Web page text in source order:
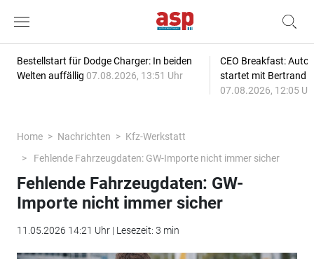
Bestellstart für Dodge Charger: In beiden
Welten auffällig 07.08.2026, 13:51 Uhr
CEO Breakfast:
startet mit Bertrand
07.08.2026, 12:05
Home Nachrichten
Kfz-Werkstatt
Fehlende Fahrzeugdaten: GW-Importe nicht immer sicher
Fehlende Fahrzeugdaten: GW-
Importe nicht immer sicher
11.05.2026 14:21 Uhr | Lesezeit: 3 min